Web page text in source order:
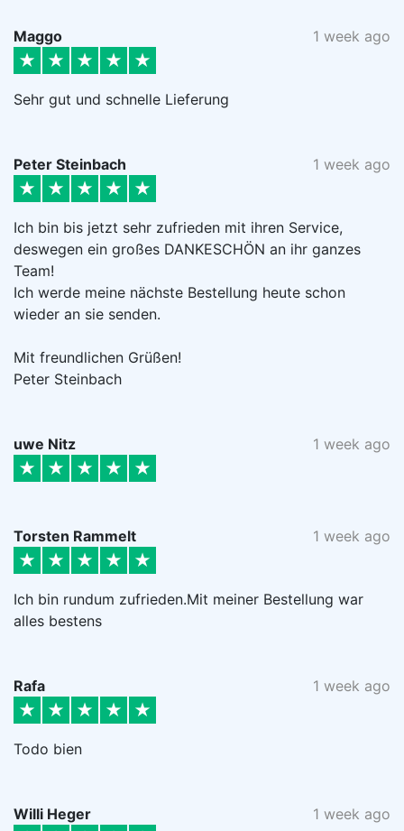
Maggo 1 week ago
Sehr gut und schnelle Lieferung
Peter Steinbach 1 week ago
Ich bin bis jetzt sehr zufrieden mit ihren Service,
deswegen ein großes DANKESCHÖN an ihr ganzes
Team!
Ich werde meine nächste Bestellung heute schon
wieder an sie senden.
Mit freundlichen Grüßen!
Peter Steinbach
uwe Nitz 1 week ago
Torsten Rammelt 1 week ago
Ich bin rundum zufrieden.Mit meiner Bestellung war
alles bestens
Rafa 1 week ago
Todo bien
Willi Heger 1 week ago